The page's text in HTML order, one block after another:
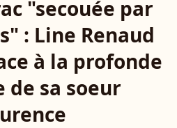
"secouée par
: Line Renaud
à la profonde
de sa soeur